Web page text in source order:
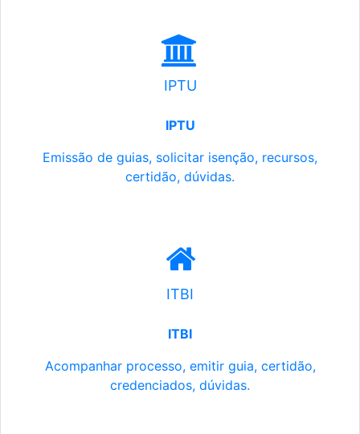
IPTU
IPTU
Emissão de guias, solicitar isenção, recursos,
certidão, dúvidas.
ITBI
ITBI
Acompanhar processo, emitir guia, certidão,
credenciados, dúvidas.